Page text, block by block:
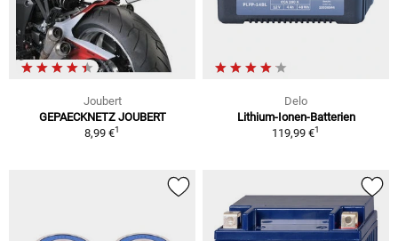
Joubert
GEPAECKNETZ JOUBERT
8,99 €1
Delo
Lithium-Ionen-Batterien
119,99 €1